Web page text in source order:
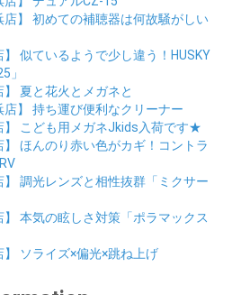
店】 初めての補聴器は何故騒がしい
似ているようで少し違う！HUSKY
」
夏と花火とメガネと
店】 持ち運び便利なクリーナー
こども用メガネJkids入荷です★
ほんのり赤い色がカギ！コントラ
調光レンズと相性抜群「ミクサー
本気の眩しさ対策「ポラマックス
ソライズ×偏光×跳ね上げ